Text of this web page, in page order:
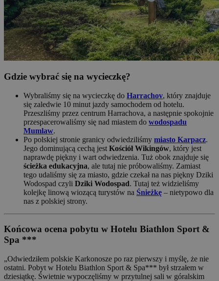
Gdzie wybrać się na wycieczkę?
Wybraliśmy się na wycieczkę do Harrachov, który znajduje
się zaledwie 10 minut jazdy samochodem od hotelu.
Przeszliśmy przez centrum Harrachova, a następnie spokojnie
przespacerowaliśmy się nad miastem do wodospadu
Mumlaw.
Po polskiej stronie granicy odwiedziliśmy miasto Karpacz.
Jego dominującą cechą jest Kościół Wikingów, który jest
naprawdę piękny i wart odwiedzenia. Tuż obok znajduje się
ścieżka edukacyjna, ale tutaj nie próbowaliśmy. Zamiast
tego udaliśmy się za miasto, gdzie czekał na nas piękny Dziki
Wodospad czyli Dziki Wodospad. Tutaj też widzieliśmy
kolejkę linową wiozącą turystów na Śnieżkę – nietypowo dla
nas z polskiej strony.
Końcowa ocena pobytu w Hotelu Biathlon Sport &
Spa ***
„Odwiedziłem polskie Karkonosze po raz pierwszy i myślę, że nie
ostatni. Pobyt w Hotelu Biathlon Sport & Spa*** był strzałem w
dziesiątkę. Świetnie wypoczęliśmy w przytulnej sali w góralskim